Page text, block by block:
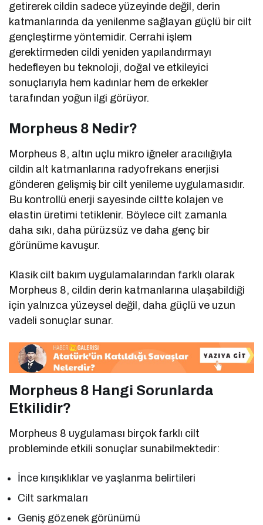
getirerek cildin sadece yüzeyinde değil, derin
katmanlarında da yenilenme sağlayan güçlü bir cilt
gençleştirme yöntemidir. Cerrahi işlem
gerektirmeden cildi yeniden yapılandırmayı
hedefleyen bu teknoloji, doğal ve etkileyici
sonuçlarıyla hem kadınlar hem de erkekler
tarafından yoğun ilgi görüyor.
Morpheus 8 Nedir?
Morpheus 8, altın uçlu mikro iğneler aracılığıyla
cildin alt katmanlarına radyofrekans enerjisi
gönderen gelişmiş bir cilt yenileme uygulamasıdır.
Bu kontrollü enerji sayesinde ciltte kolajen ve
elastin üretimi tetiklenir. Böylece cilt zamanla
daha sıkı, daha pürüzsüz ve daha genç bir
görünüme kavuşur.
Klasik cilt bakım uygulamalarından farklı olarak
Morpheus 8, cildin derin katmanlarına ulaşabildiği
için yalnızca yüzeysel değil, daha güçlü ve uzun
vadeli sonuçlar sunar.
Morpheus 8 Hangi Sorunlarda
Etkilidir?
Morpheus 8 uygulaması birçok farklı cilt
probleminde etkili sonuçlar sunabilmektedir:
İnce kırışıklıklar ve yaşlanma belirtileri
Cilt sarkmaları
Geniş gözenek görünümü